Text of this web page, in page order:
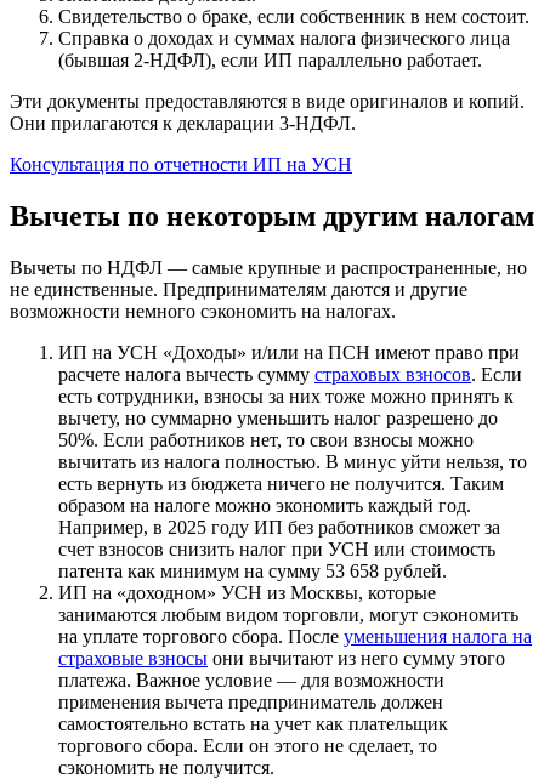
Свидетельство о браке, если собственник в нем состоит.
Справка о доходах и суммах налога физического лица
(бывшая 2-НДФЛ), если ИП параллельно работает.
Эти документы предоставляются в виде оригиналов и копий.
Они прилагаются к декларации 3-НДФЛ.
Консультация по отчетности ИП на УСН
Вычеты по некоторым другим налогам
Вычеты по НДФЛ — самые крупные и распространенные, но
не единственные. Предпринимателям даются и другие
возможности немного сэкономить на налогах.
ИП на УСН «Доходы» и/или на ПСН имеют право при
расчете налога вычесть сумму страховых взносов. Если
есть сотрудники, взносы за них тоже можно принять к
вычету, но суммарно уменьшить налог разрешено до
50%. Если работников нет, то свои взносы можно
вычитать из налога полностью. В минус уйти нельзя, то
есть вернуть из бюджета ничего не получится. Таким
образом на налоге можно экономить каждый год.
Например, в 2025 году ИП без работников сможет за
счет взносов снизить налог при УСН или стоимость
патента как минимум на сумму 53 658 рублей.
ИП на «доходном» УСН из Москвы, которые
занимаются любым видом торговли, могут сэкономить
на уплате торгового сбора. После уменьшения налога на
страховые взносы они вычитают из него сумму этого
платежа. Важное условие — для возможности
применения вычета предприниматель должен
самостоятельно встать на учет как плательщик
торгового сбора. Если он этого не сделает, то
сэкономить не получится.